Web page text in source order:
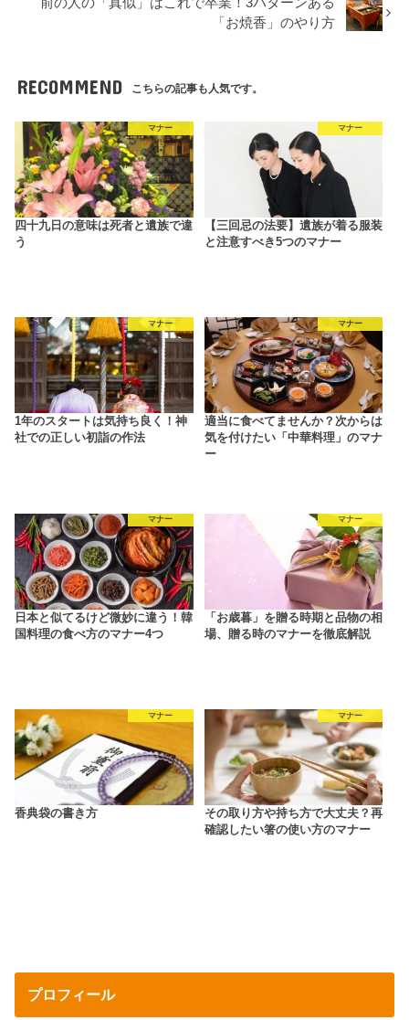
「お焼香」のやり方
RECOMMEND こちらの記事も人気です。
マナー
四十九日の意味は死者と遺族で違
う
マナー
【三回忌の法要】遺族が着る服装
と注意すべき5つのマナー
マナー
1年のスタートは気持ち良く！神
社での正しい初詣の作法
マナー
適当に食べてませんか？次からは
気を付けたい「中華料理」のマナ
ー
マナー
日本と似てるけど微妙に違う！韓
国料理の食べ方のマナー4つ
マナー
「お歳暮」を贈る時期と品物の相
場、贈る時のマナーを徹底解説
マナー
香典袋の書き方
マナー
その取り方や持ち方で大丈夫？再
確認したい箸の使い方のマナー
プロフィール